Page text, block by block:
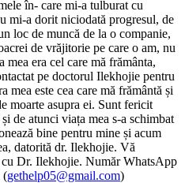
în- care mi-a tulburat cu
mi-a dorit niciodată progresul, de
loc de muncă de la o companie,
de vrăjitorie pe care o am, nu
mea era cel care mă frământa,
pe doctorul Ilekhojie pentru
mea este cea care mă frământă și
moarte asupra ei. Sunt fericit
de atunci viața mea s-a schimbat
bine pentru mine și acum
datorită dr. Ilekhojie. Vă
cu Dr. Ilekhojie. Număr WhatsApp
(gethelp05@gmail.com)